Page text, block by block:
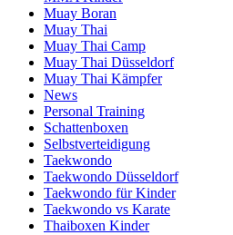
Muay Boran
Muay Thai
Muay Thai Camp
Muay Thai Düsseldorf
Muay Thai Kämpfer
News
Personal Training
Schattenboxen
Selbstverteidigung
Taekwondo
Taekwondo Düsseldorf
Taekwondo für Kinder
Taekwondo vs Karate
Thaiboxen Kinder